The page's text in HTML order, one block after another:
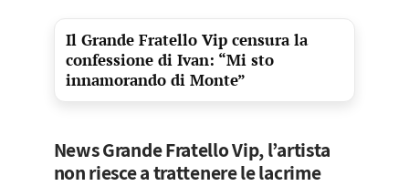
Il Grande Fratello Vip censura la
confessione di Ivan: “Mi sto
innamorando di Monte”
News Grande Fratello Vip, l’artista
non riesce a trattenere le lacrime